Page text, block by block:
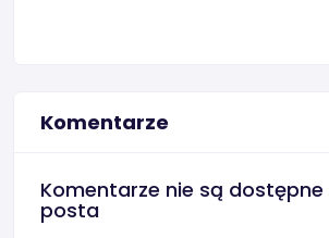
Komentarze
Komentarze nie są
posta